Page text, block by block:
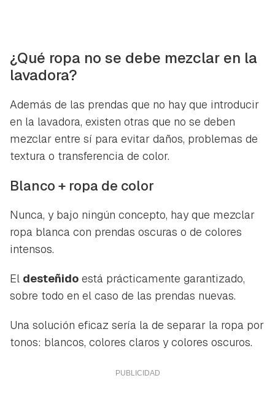
¿Qué ropa no se debe mezclar en la
lavadora?
Además de las prendas que no hay que introducir
en la lavadora, existen otras que no se deben
mezclar entre sí para evitar daños, problemas de
textura o transferencia de color.
Blanco + ropa de color
Nunca, y bajo ningún concepto, hay que mezclar
ropa blanca con prendas oscuras o de colores
intensos.
El desteñido está prácticamente garantizado,
sobre todo en el caso de las prendas nuevas.
Una solución eficaz sería la de separar la ropa por
tonos: blancos, colores claros y colores oscuros.